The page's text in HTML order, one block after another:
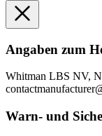
Angaben zum
Whitman LBS NV,
Warn- und